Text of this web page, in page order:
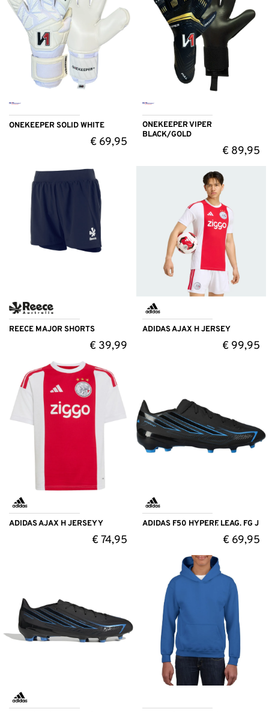
ONEKEEPER SOLID WHITE
€69,95
ONEKEEPER VIPER
BLACK/GOLD
€ 89,95
REECE MAJOR SHORTS
€39,99
ADIDAS AJAX H JERSEY
€ 99,95
ADIDAS AJAX H JERSEY Y
€74,95
ADIDAS F50 HYPERF. LEAG. FG J
€ 69,95